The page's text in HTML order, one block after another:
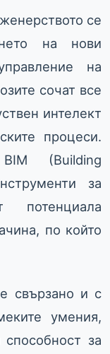
се
на нови
на
сочат все
интелект
процеси.
(Building
за
по който
свързано и с
умения,
за